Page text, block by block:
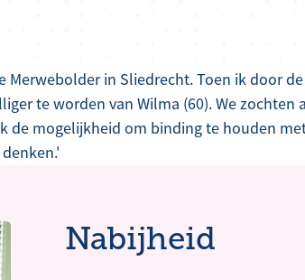
Merwebolder in Sliedrecht. Toen ik door
te worden van Wilma (60). We zochten
de mogelijkheid om binding te houden
Nabijheid